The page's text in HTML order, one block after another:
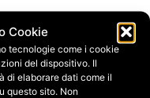
Cookie
tecnologie come i cookie
del dispositivo. Il
di elaborare dati come il
questo sito. Non
alta qualità
dimateriali di
avanzate che